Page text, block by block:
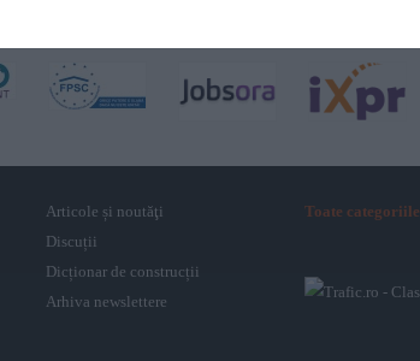
Articole și noutăţi
Discuții
Dicționar de construcții
Arhiva newslettere
Toate categoriile